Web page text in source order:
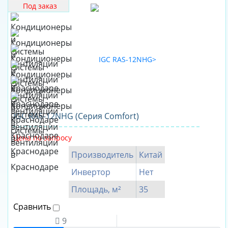
General
Green
Haier
Halsen
Hisense
Hitachi
Hyundai
IGC
Kentatsu
Komanchi
Lessar
Под заказ
IGC RAS-12NHG (Серия Comfort)
Цена по запросу
Производитель Китай
Инвертор
Нет
Площадь, м²
35
Сравнить
9